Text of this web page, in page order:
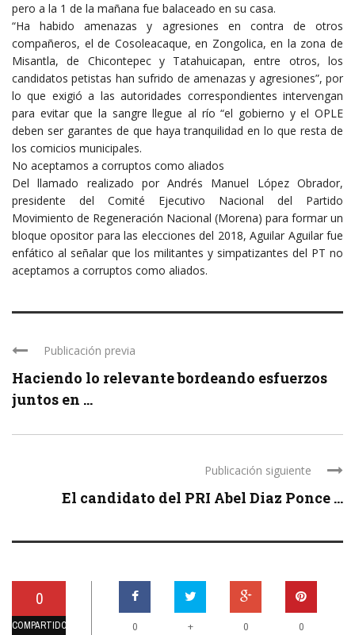
pero a la 1 de la mañana fue balaceado en su casa.
“Ha habido amenazas y agresiones en contra de otros
compañeros, el de Cosoleacaque, en Zongolica, en la zona de
Misantla, de Chicontepec y Tatahuicapan, entre otros, los
candidatos petistas han sufrido de amenazas y agresiones”, por
lo que exigió a las autoridades correspondientes intervengan
para evitar que la sangre llegue al río “el gobierno y el OPLE
deben ser garantes de que haya tranquilidad en lo que resta de
los comicios municipales.
No aceptamos a corruptos como aliados
Del llamado realizado por Andrés Manuel López Obrador,
presidente del Comité Ejecutivo Nacional del Partido
Movimiento de Regeneración Nacional (Morena) para formar un
bloque opositor para las elecciones del 2018, Aguilar Aguilar fue
enfático al señalar que los militantes y simpatizantes del PT no
aceptamos a corruptos como aliados.
Publicación previa
Haciendo lo relevante bordeando esfuerzos
juntos en ...
Publicación siguiente
El candidato del PRI Abel Diaz Ponce ...
0
COMPARTIDOS 0 + 0 0